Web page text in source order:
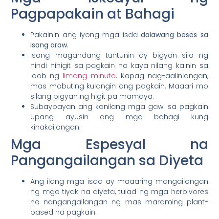
Pagpapakain at Bahagi
Pakainin ang iyong mga isda dalawang beses sa
isang araw.
Isang magandang tuntunin ay bigyan sila ng
hindi hihigit sa pagkain na kaya nilang kainin sa
loob ng limang minuto. Kapag nag-aalinlangan,
mas mabuting kulangin ang pagkain. Maaari mo
silang bigyan ng higit pa mamaya.
Subaybayan ang kanilang mga gawi sa pagkain
upang ayusin ang mga bahagi kung
kinakailangan.
Mga Espesyal na
Pangangailangan sa Diyeta
Ang ilang mga isda ay maaaring mangailangan
ng mga tiyak na diyeta, tulad ng mga herbivores
na nangangailangan ng mas maraming plant-
based na pagkain.